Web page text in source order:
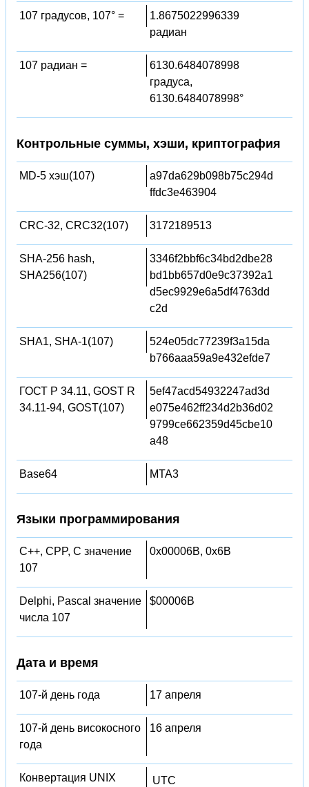
107 градусов, 107° =
1.8675022996339
радиан
107 радиан =
6130.6484078998
градуса,
6130.6484078998°
Контрольные суммы, хэши, криптография
MD-5 хэш(107)
a97da629b098b75c294d
ffdc3e463904
CRC-32, CRC32(107) 3172189513
SHA-256 hash,
SHA256(107)
3346f2bbf6c34bd2dbe28
bd1bb657d0e9c37392a1
d5ec9929e6a5df4763dd
c2d
SHA1, SHA-1(107)
524e05dc77239f3a15da
b766aaa59a9e432efde7
ГОСТ Р 34.11, GOST R
34.11-94, GOST(107)
5ef47acd54932247ad3d
e075e462ff234d2b36d02
9799ce662359d45cbe10
a48
Base64 MTA3
Языки программирования
C++, CPP, C значение
107
0x00006B, 0x6B
Delphi, Pascal значение
числа 107
$00006B
Дата и время
107-й день года 17 апреля
107-й день високосного
года
16 апреля
Конвертация UNIX
UTC